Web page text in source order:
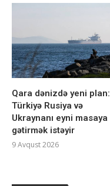
Qara dənizdə yeni plan:
Türkiyə Rusiya və
Ukraynanı eyni masaya
gətirmək istəyir
9 Avqust 2026